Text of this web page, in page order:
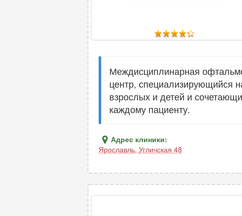
Междисциплинарная
центр, специализирующийся
взрослых и детей и
каждому пациенту.
Адрес клиники:
Ярославль, Угличская 48